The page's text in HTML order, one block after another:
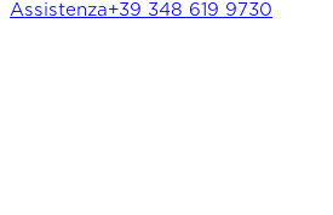
Assistenza+39 348 619 9730